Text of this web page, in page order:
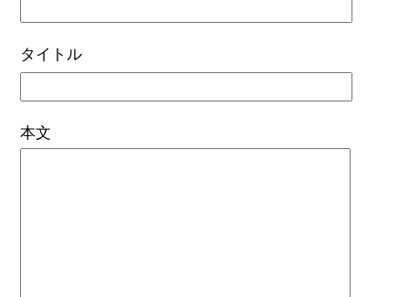
タイトル
本文